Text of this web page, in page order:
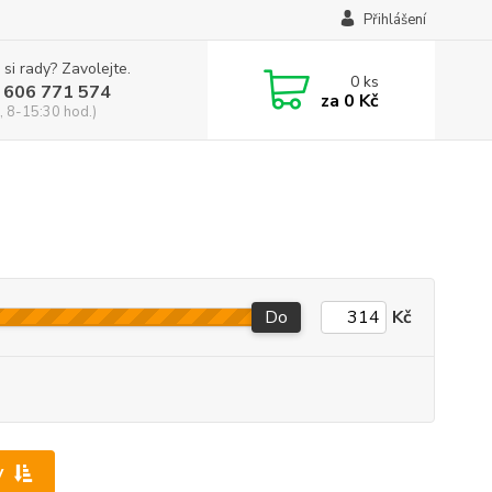
Přihlášení
rady? Zavolejte.
771 574
8-15:30 hod.)
0ks
za 0 Kč
Do Kč